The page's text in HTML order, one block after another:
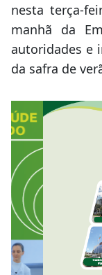
nesta terça-
manhã da
autoridades e
da safra de